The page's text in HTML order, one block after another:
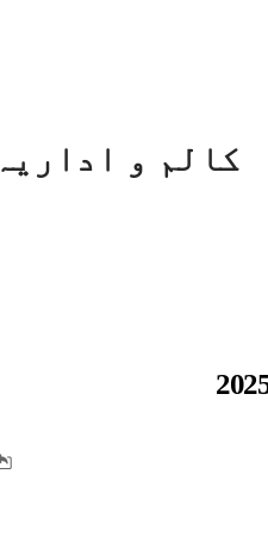
کالم و اداریہ